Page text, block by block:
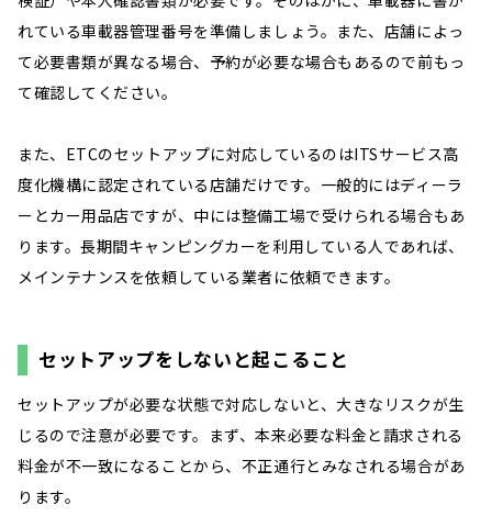
れている車載器管理番号を準備しましょう。また、店舗によっ
て必要書類が異なる場合、予約が必要な場合もあるので前もっ
て確認してください。
また、ETCのセットアップに対応しているのはITSサービス高
度化機構に認定されている店舗だけです。一般的にはディーラ
ーとカー用品店ですが、中には整備工場で受けられる場合もあ
ります。長期間キャンピングカーを利用している人であれば、
メインテナンスを依頼している業者に依頼できます。
セットアップをしないと起こること
セットアップが必要な状態で対応しないと、大きなリスクが生
じるので注意が必要です。まず、本来必要な料金と請求される
料金が不一致になることから、不正通行とみなされる場合があ
ります。